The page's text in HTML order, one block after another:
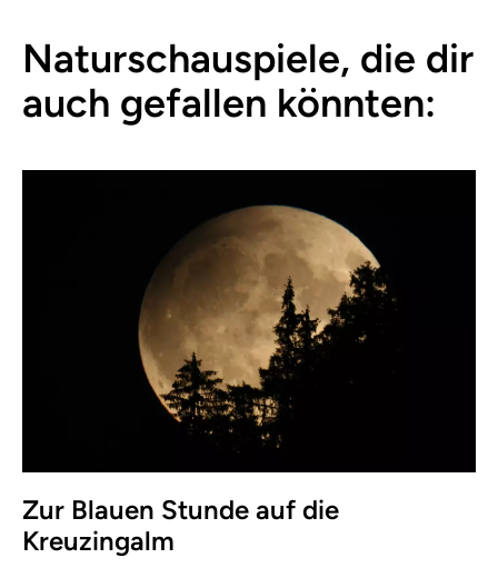
Naturschauspiele, die dir
auch gefallen könnten:
Zur Blauen Stunde auf die
Kreuzingalm